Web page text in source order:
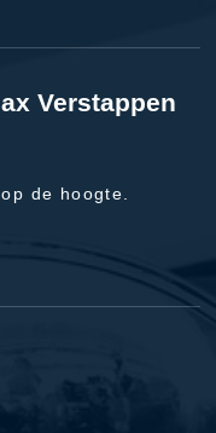
Verstappen
de hoogte.